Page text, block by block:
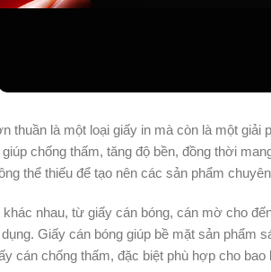
thuần là một loại giấy in mà còn là một
chống thấm, tăng độ bền, đồng thời
thể thiếu để tạo nên các sản phẩm
nhau, từ giấy cán bóng, cán mờ cho
Giấy cán bóng giúp bề mặt sản phẩm
cán chống thấm, đặc biệt phù hợp cho